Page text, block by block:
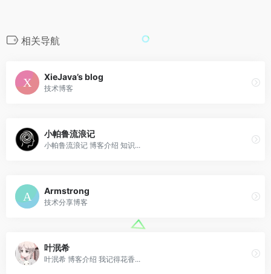
相关导航
XieJava’s blog
技术博客
小帕鲁流浪记
小帕鲁流浪记 博客介绍 知识...
Armstrong
技术分享博客
叶泯希
叶泯希 博客介绍 我记得花香...